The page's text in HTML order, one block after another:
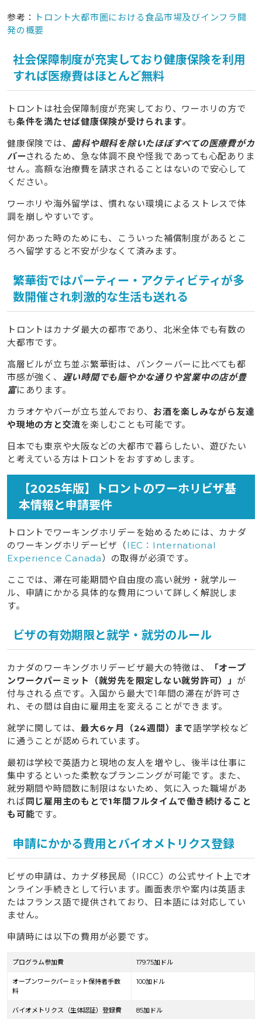
参考：
トロント大都市圏における食品市場及びインフラ開
発の概要
社会保障制度が充実しており健康保険を利用
すれば医療費はほとんど無料
トロントは社会保障制度が充実しており、ワーホリの方で
も条件を満たせば健康保険が受けられます。
健康保険では、 歯科や眼科を除いたほぼすべての医療費がカ
バーされるため、急な体調不良や怪我であっても心配ありま
せん。高額な治療費を請求されることはないので安心して
ください。
ワーホリや海外留学は、慣れない環境によるストレスで体
調を崩しやすいです。
何かあった時のためにも、こういった補償制度があるとこ
ろへ留学すると不安が少なくて済みます。
繁華街ではパーティー・アクティビティが多
数開催され刺激的な生活も送れる
トロントはカナダ最大の都市であり、北米全体でも有数の
大都市です。
高層ビルが立ち並ぶ繁華街は、バンクーバーに比べても都
市感が強く、 遅い時間でも賑やかな通りや営業中の店が豊
富にあります。
カラオケやバーが立ち並んでおり、 お酒を楽しみながら友達
や現地の方と交流を楽しむことも可能です。
日本でも東京や大阪などの大都市で暮らしたい、遊びたい
と考えている方はトロントをおすすめします。
【2025年版】トロントのワーホリビザ基
本情報と申請要件
トロントでワーキングホリデーを始めるためには、カナダ
のワーキングホリデービザ（IEC：International
Experience Canada）の取得が必須です。
ここでは、滞在可能期間や自由度の高い就労・就学ルー
ル、申請にかかる具体的な費用について詳しく解説しま
す。
ビザの有効期限と就学・就労のルール
カナダのワーキングホリデービザ最大の特徴は、
「オープ
ンワークパーミット（就労先を限定しない就労許可）」 が
付与される点です。入国から最大で1年間の滞在が許可さ
れ、その間は自由に雇用主を変えることができます。
就学に関しては、 最大6ヶ月（24週間）まで語学学校など
に通うことが認められています。
最初は学校で英語力と現地の友人を増やし、後半は仕事に
集中するといった柔軟なプランニングが可能です。また、
就労期間や時間数に制限はないため、気に入った職場があ
れば同じ雇用主のもとで1年間フルタイムで働き続けること
も可能です。
申請にかかる費用とバイオメトリクス登録
ビザの申請は、カナダ移民局（IRCC）の公式サイト上でオ
ンライン手続きとして行います。画面表示や案内は英語ま
たはフランス語で提供されており、日本語には対応してい
ません。
申請時には以下の費用が必要です。
プログラム参加費 179.75加ドル
オープンワークパーミット保持者手数
料
100加ドル
バイオメトリクス（生体認証）登録費 85加ドル